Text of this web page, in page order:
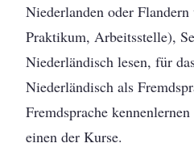
Niederlanden oder
Praktikum, Arbeitsstelle),
Niederländisch lesen, für
Niederländisch als
Fremdsprache
einen der Kurse.